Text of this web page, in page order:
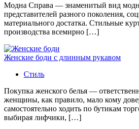
Модна Справа — знаменитый вид
представителей разного поколения,
материального достатка. Стильные
производства всемирно […]
Женские боди с длинным рукавом
Стиль
Покупка женского белья —
женщины, как правило, мало кому
самостоятельно ходить по бутикам
выбирая лифчики, […]